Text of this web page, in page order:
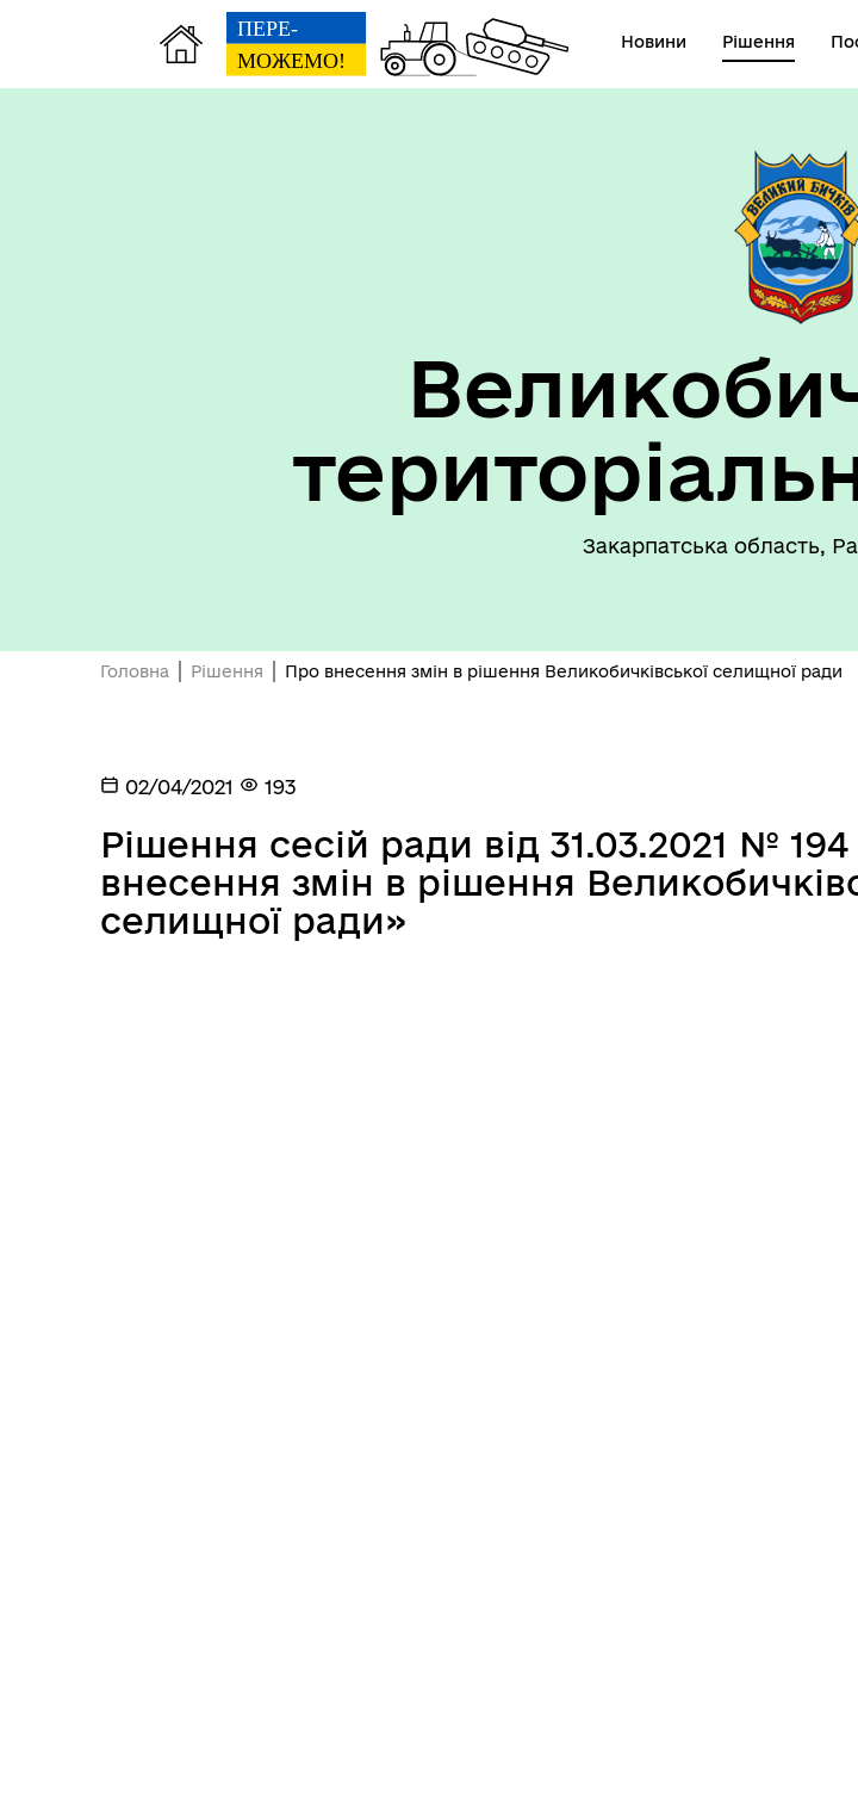
Новини Рішення
Герої не вмирають
установ Великобичківської ТГ
Закарпатська область,
Головна Рішення Про внесення змін в рішення Великобичківської селищної ради
02/04/2021 193
Рішення сесій ради від 31.03.2021 №
внесення змін в рішення
селищної ради»